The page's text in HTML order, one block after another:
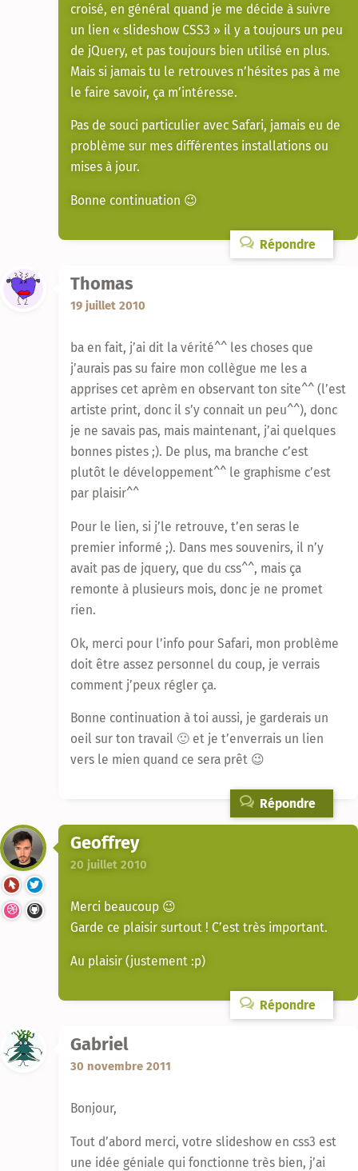
croisé, en général quand je me décide à suivre
un lien « slideshow CSS3 » il y a toujours un peu
de jQuery, et pas toujours bien utilisé en plus.
Mais si jamais tu le retrouves n’hésites pas à me
le faire savoir, ça m’intéresse.
Pas de souci particulier avec Safari, jamais eu de
problème sur mes différentes installations ou
mises à jour.
Bonne continuation 😉
Répondre
Thomas
19 juillet 2010
ba en fait, j’ai dit la vérité^^ les choses que
j’aurais pas su faire mon collègue me les a
apprises cet aprèm en observant ton site^^ (l’est
artiste print, donc il s’y connait un peu^^), donc
je ne savais pas, mais maintenant, j’ai quelques
bonnes pistes ;). De plus, ma branche c’est
plutôt le développement^^ le graphisme c’est
par plaisir^^
Pour le lien, si j’le retrouve, t’en seras le
premier informé ;). Dans mes souvenirs, il n’y
avait pas de jquery, que du css^^, mais ça
remonte à plusieurs mois, donc je ne promet
rien.
Ok, merci pour l’info pour Safari, mon problème
doit être assez personnel du coup, je verrais
comment j’peux régler ça.
Bonne continuation à toi aussi, je garderais un
oeil sur ton travail 🙂 et je t’enverrais un lien
vers le mien quand ce sera prêt 😉
Répondre
Geoffrey
20 juillet 2010
Merci beaucoup 😉
Garde ce plaisir surtout ! C’est très important.
Au plaisir (justement :p)
Répondre
Gabriel
30 novembre 2011
Bonjour,
Tout d’abord merci, votre slideshow en css3 est
une idée géniale qui fonctionne très bien, j’ai